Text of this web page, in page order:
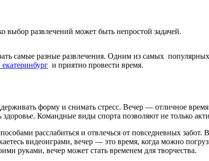
выбор развлечений может быть непростой задачей.
самые разные развлечения. Одним из самых
и приятно провести время.
форму и снимать стресс. Вечер — отличное
Командные виды спорта позволяют не только
расслабиться и отвлечься от повседневных
видеоиграми, вечер — это время, когда можно
руками, вечер может стать временем для творчества.